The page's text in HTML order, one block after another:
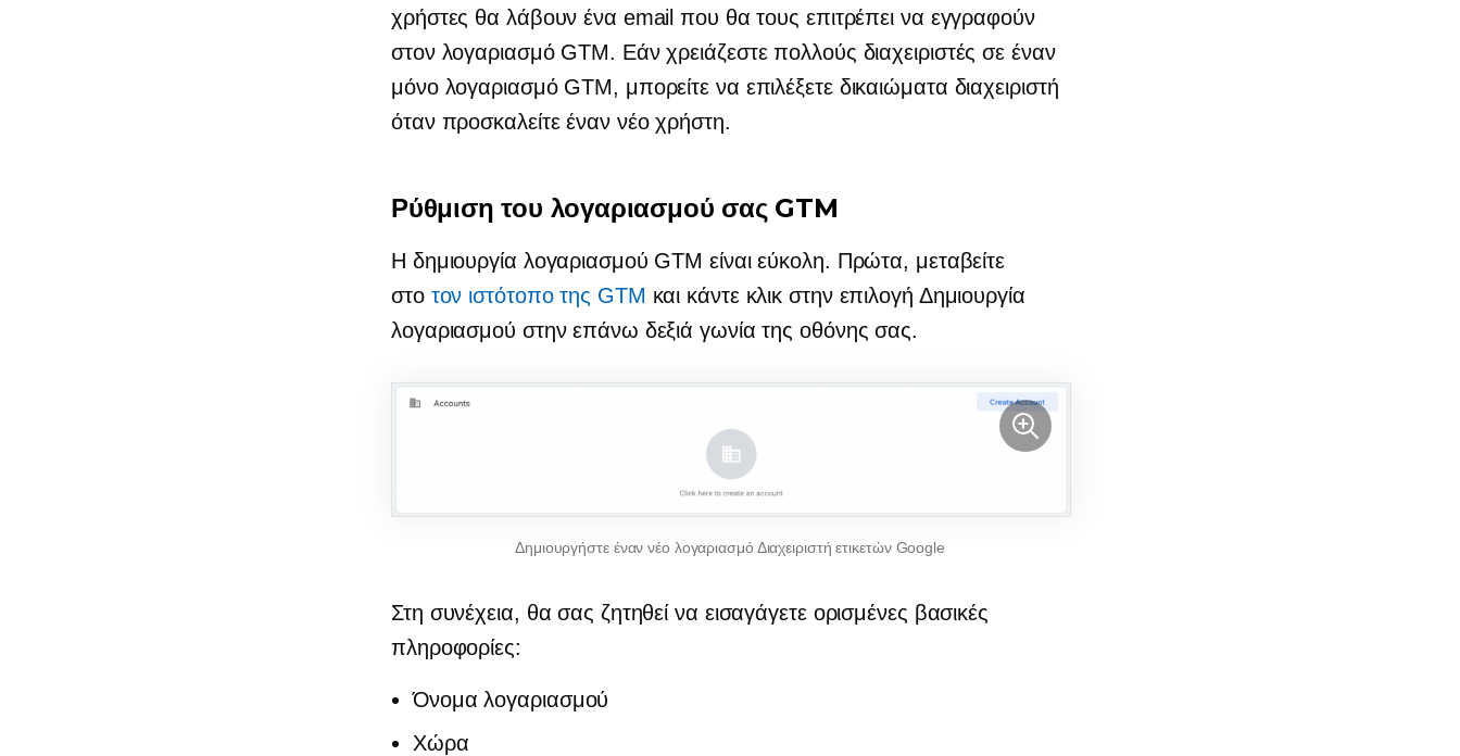
χρήστες θα λάβουν ένα email που θα τους επιτρέπει να εγγραφούν
στον λογαριασμό GTM. Εάν χρειάζεστε πολλούς διαχειριστές σε έναν
μόνο λογαριασμό GTM, μπορείτε να επιλέξετε δικαιώματα διαχειριστή
όταν προσκαλείτε έναν νέο χρήστη.
Ρύθμιση του λογαριασμού σας GTM
Η δημιουργία λογαριασμού GTM είναι εύκολη. Πρώτα, μεταβείτε
στο τον ιστότοπο της GTM και κάντε κλικ στην επιλογή Δημιουργία
λογαριασμού στην επάνω δεξιά γωνία της οθόνης σας.
Δημιουργήστε έναν νέο λογαριασμό Διαχειριστή ετικετών Google
Στη συνέχεια, θα σας ζητηθεί να εισαγάγετε ορισμένες βασικές
πληροφορίες:
Όνομα λογαριασμού
Χώρα